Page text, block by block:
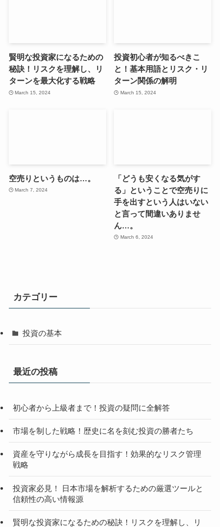
賢明な投資家になるための
秘訣！リスクを理解し、リ
ターンを最大化する戦略
March 15, 2024
投資初心者が知るべきこ
と！基本用語とリスク・リ
ターン関係の解明
March 15, 2024
空売りというものは…。
March 7, 2024
「どうも安くなる気がす
る」ということで空売りに
手を出すという人はいない
と言って間違いありませ
ん…。
March 6, 2024
カテゴリー
投資の基本
最近の投稿
初心者から上級者まで！投資の疑問に全解答
市場を制した戦略！歴史に名を刻む投資の勝者たち
資産を守りながら成長を目指す！効果的なリスク管理
戦略
投資家必見！ 日本市場を解析するための厳選ツールと
信頼性の高い情報源
賢明な投資家になるための秘訣！リスクを理解し、リ